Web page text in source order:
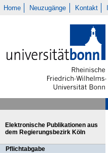
Home Neuzugänge Kontakt
Elektronische Publikationen aus
dem Regierungsbezirk Köln
Pflichtabgabe